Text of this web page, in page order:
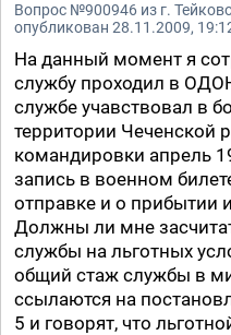
Вопрос №900946 из г.
опубликован 28.11.2009,
На данный момент я
службу проходил в
службе учавствовал в
территории Чеченской
командировки апрель
запись в военном
отправке и о прибытии
Должны ли мне
службы на льготных
общий стаж службы в
ссылаются на
5 и говорят, что